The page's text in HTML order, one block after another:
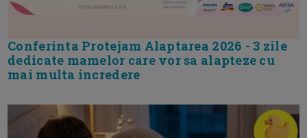
Conferinta Protejam Alaptarea 2026 - 3 zile
dedicate mamelor care vor sa alapteze cu
mai multa incredere